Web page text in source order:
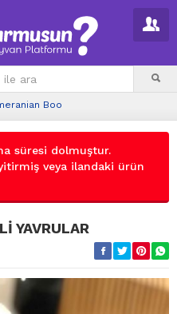
Boo
süresi dolmuştur.
veya ilandaki ürün
YAVRULAR